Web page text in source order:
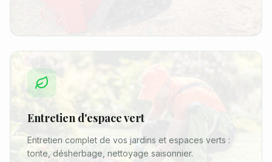
Entretien d'espace vert
Entretien complet de vos jardins et espaces verts :
tonte, désherbage, nettoyage saisonnier.